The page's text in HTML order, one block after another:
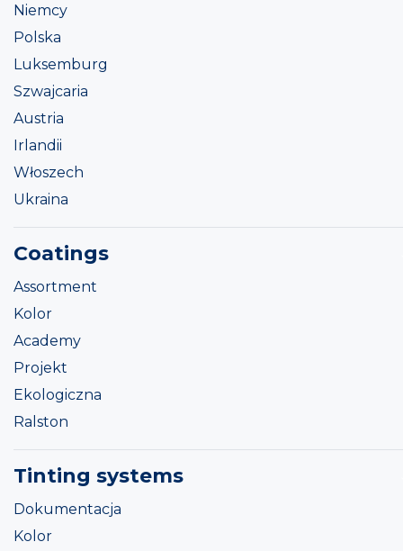
Niemcy
Polska
Luksemburg
Szwajcaria
Austria
Irlandii
Włoszech
Ukraina
Coatings
Assortment
Kolor
Academy
Projekt
Ekologiczna
Ralston
Tinting systems
Dokumentacja
Kolor